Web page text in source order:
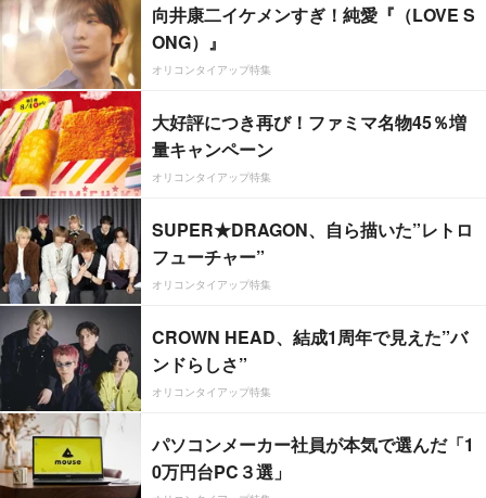
向井康二イケメンすぎ！純愛『（LOVE S
ONG）』
オリコンタイアップ特集
大好評につき再び！ファミマ名物45％増
量キャンペーン
オリコンタイアップ特集
SUPER★DRAGON、自ら描いた”レトロ
フューチャー”
オリコンタイアップ特集
CROWN HEAD、結成1周年で見えた”バ
ンドらしさ”
オリコンタイアップ特集
パソコンメーカー社員が本気で選んだ「1
0万円台PC３選」